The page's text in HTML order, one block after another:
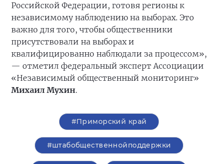
Российской Федерации, готовя регионы к
независимому наблюдению на выборах. Это
важно для того, чтобы общественники
присутствовали на выборах и
квалифицированно наблюдали за процессом»,
— отметил федеральный эксперт Ассоциации
«Независимый общественный мониторинг»
Михаил Мухин.
#Приморский край
#штабобщественнойподдержки